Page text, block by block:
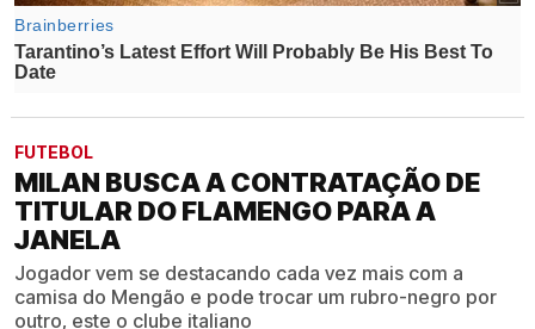
FUTEBOL
MILAN BUSCA A CONTRATAÇÃO DE
TITULAR DO FLAMENGO PARA A
JANELA
Jogador vem se destacando cada vez mais com a
camisa do Mengão e pode trocar um rubro-negro por
outro, este o clube italiano